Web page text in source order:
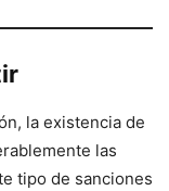
la existencia de
las
tipo de sanciones